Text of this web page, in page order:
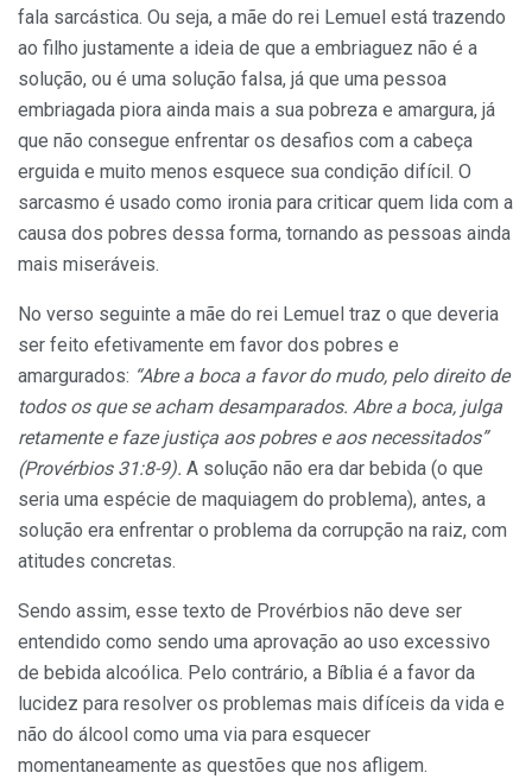
fala sarcástica. Ou seja, a mãe do rei Lemuel está trazendo
ao filho justamente a ideia de que a embriaguez não é a
solução, ou é uma solução falsa, já que uma pessoa
embriagada piora ainda mais a sua pobreza e amargura, já
que não consegue enfrentar os desafios com a cabeça
erguida e muito menos esquece sua condição difícil. O
sarcasmo é usado como ironia para criticar quem lida com a
causa dos pobres dessa forma, tornando as pessoas ainda
mais miseráveis.
No verso seguinte a mãe do rei Lemuel traz o que deveria
ser feito efetivamente em favor dos pobres e
amargurados: “Abre a boca a favor do mudo, pelo direito de
todos os que se acham desamparados. Abre a boca, julga
retamente e faze justiça aos pobres e aos necessitados”
(Provérbios 31:8-9). A solução não era dar bebida (o que
seria uma espécie de maquiagem do problema), antes, a
solução era enfrentar o problema da corrupção na raiz, com
atitudes concretas.
Sendo assim, esse texto de Provérbios não deve ser
entendido como sendo uma aprovação ao uso excessivo
de bebida alcoólica. Pelo contrário, a Bíblia é a favor da
lucidez para resolver os problemas mais difíceis da vida e
não do álcool como uma via para esquecer
momentaneamente as questões que nos afligem.